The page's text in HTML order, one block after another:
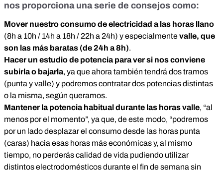
nos proporciona una serie de consejos como:
Mover nuestro consumo de electricidad a las horas llano
(8h a 10h / 14h a 18h / 22h a 24h) y especialmentevalle, que
son las más baratas (de 24h a 8h).
Hacer un estudio de potencia para ver si nos conviene
subirla o bajarla, ya que ahora también tendrá dos tramos
(punta y valle) y podremos contratar dos potencias distintas
o la misma, según queramos.
Mantener la potencia habitual durante las horas valle, “al
menos por el momento”, ya que, de este modo, “podremos
por un lado desplazar el consumo desde las horas punta
(caras) hacia esas horas más económicas y, al mismo
tiempo, no perderás calidad de vida pudiendo utilizar
distintos electrodomésticos durante el fin de semana sin